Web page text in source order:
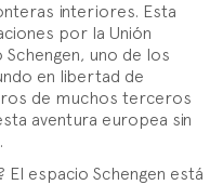
interiores. Esta
por la Unión
Schengen, uno de los
en libertad de
de muchos terceros
aventura europea sin
El espacio Schengen está